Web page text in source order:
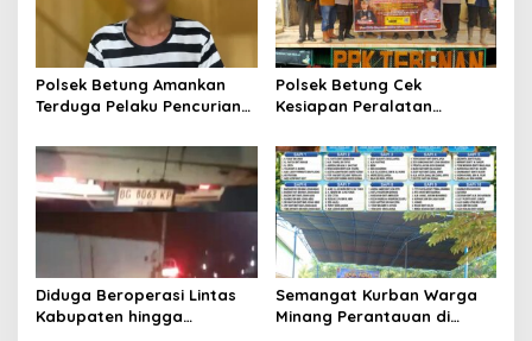
t
u
n
g
0
2
3
-
2
7
p
s
Polsek Betung Amankan
Terduga Pelaku Pencurian
Polsek Betung Cek
Kesiapan Peralatan
Perkebunan, Perkuat
Mitigasi Hadapi Musim
Kemarau 2026
Diduga Beroperasi Lintas
Kabupaten hingga
Semangat Kurban Warga
Minang Perantauan di